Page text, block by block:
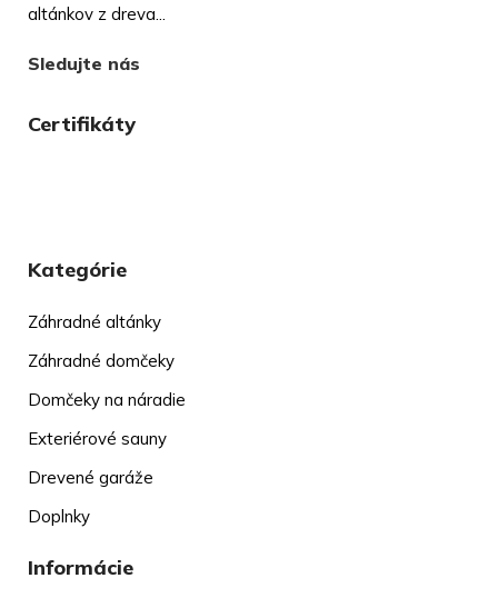
altánkov z dreva...
Sledujte nás
Certifikáty
Kategórie
Záhradné altánky
Záhradné domčeky
Domčeky na náradie
Exteriérové sauny
Drevené garáže
Doplnky
Informácie